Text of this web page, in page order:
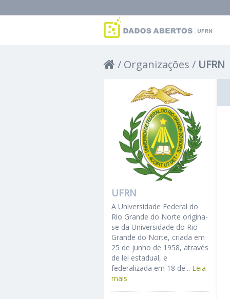
Organizações UFRN
UFRN
A Universidade Federal do
Rio Grande do Norte origina-
se da Universidade do Rio
Grande do Norte, criada em
25 de junho de 1958, através
de lei estadual, e
federalizada em 18 de... Leia
mais